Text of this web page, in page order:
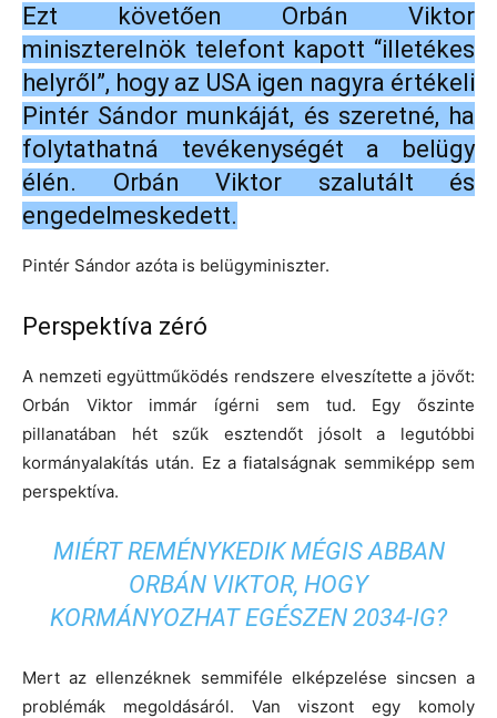
Ezt követően Orbán Viktor
miniszterelnök telefont kapott “illetékes
helyről”, hogy az USA igen nagyra értékeli
Pintér Sándor munkáját, és szeretné, ha
folytathatná tevékenységét a belügy
élén. Orbán Viktor szalutált és
engedelmeskedett.
Pintér Sándor azóta is belügyminiszter.
Perspektíva zéró
A nemzeti együttműködés rendszere elveszítette a jövőt:
Orbán Viktor immár ígérni sem tud. Egy őszinte
pillanatában hét szűk esztendőt jósolt a legutóbbi
kormányalakítás után. Ez a fiatalságnak semmiképp sem
perspektíva.
MIÉRT REMÉNYKEDIK MÉGIS ABBAN
ORBÁN VIKTOR, HOGY
KORMÁNYOZHAT EGÉSZEN 2034-IG?
Mert az ellenzéknek semmiféle elképzelése sincsen a
problémák megoldásáról. Van viszont egy komoly